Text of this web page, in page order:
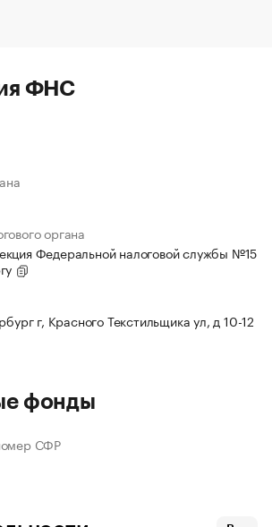
ФНС
органа
Федеральной налоговой службы №15
г, Красного Текстильщика ул, д 10-12
фонды
СФР